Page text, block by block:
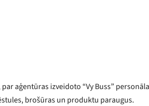
aģentūras izveidoto “Vy Buss”
brošūras un produktu paraugus.